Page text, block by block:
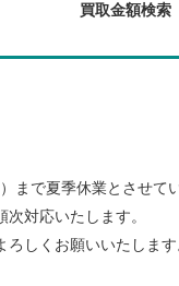
買取金額検索
まで夏季休業とさせて
対応いたします。
しくお願いいたします